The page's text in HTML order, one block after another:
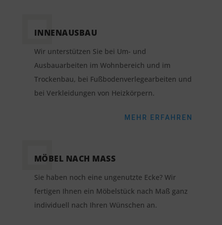
INNENAUSBAU
Wir unterstützen Sie bei Um- und
Ausbauarbeiten im Wohnbereich und im
Trockenbau, bei Fußbodenverlegearbeiten und
bei Verkleidungen von Heizkörpern.
MEHR ERFAHREN
MÖBEL NACH MASS
Sie haben noch eine ungenutzte Ecke? Wir
fertigen Ihnen ein Möbelstück nach Maß ganz
individuell nach Ihren Wünschen an.